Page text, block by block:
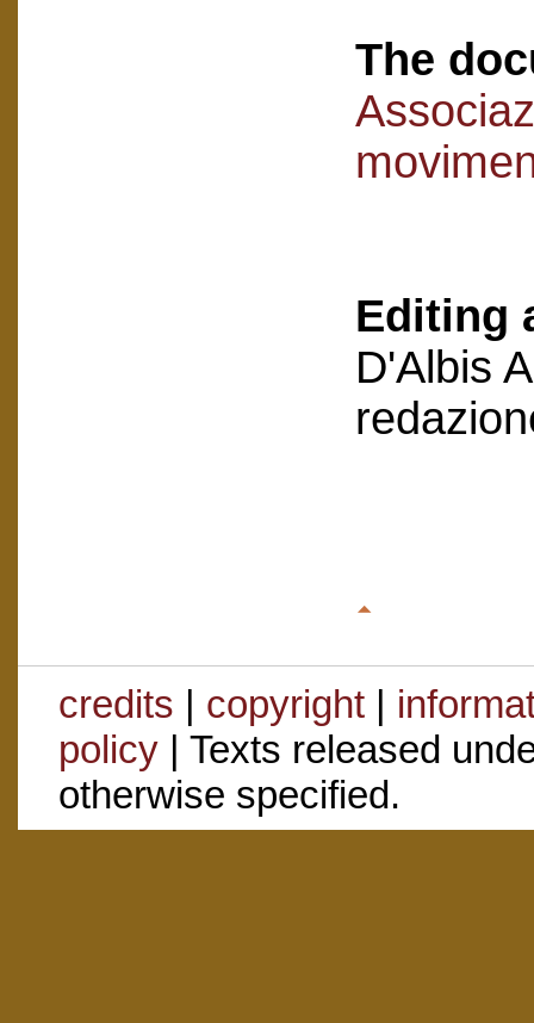
The
Editing
D'Albis
credits | copyright|
policy| Texts released
otherwise specified.